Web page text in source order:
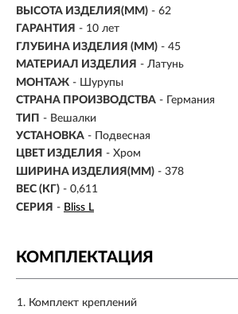
ВЫСОТА ИЗДЕЛИЯ(ММ) - 62
ГАРАНТИЯ - 10 лет
ГЛУБИНА ИЗДЕЛИЯ (ММ) - 45
МАТЕРИАЛ ИЗДЕЛИЯ - Латунь
МОНТАЖ - Шурупы
СТРАНА ПРОИЗВОДСТВА - Германия
ТИП - Вешалки
УСТАНОВКА - Подвесная
ЦВЕТ ИЗДЕЛИЯ - Хром
ШИРИНА ИЗДЕЛИЯ(ММ) - 378
ВЕС (КГ) - 0,611
СЕРИЯ - Bliss L
КОМПЛЕКТАЦИЯ
Комплект креплений